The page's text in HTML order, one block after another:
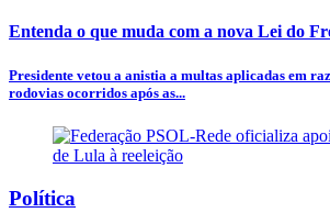
Entenda o que muda com a nova Lei do
Presidente vetou a anistia a multas aplicadas em
rodovias ocorridos após as...
Política